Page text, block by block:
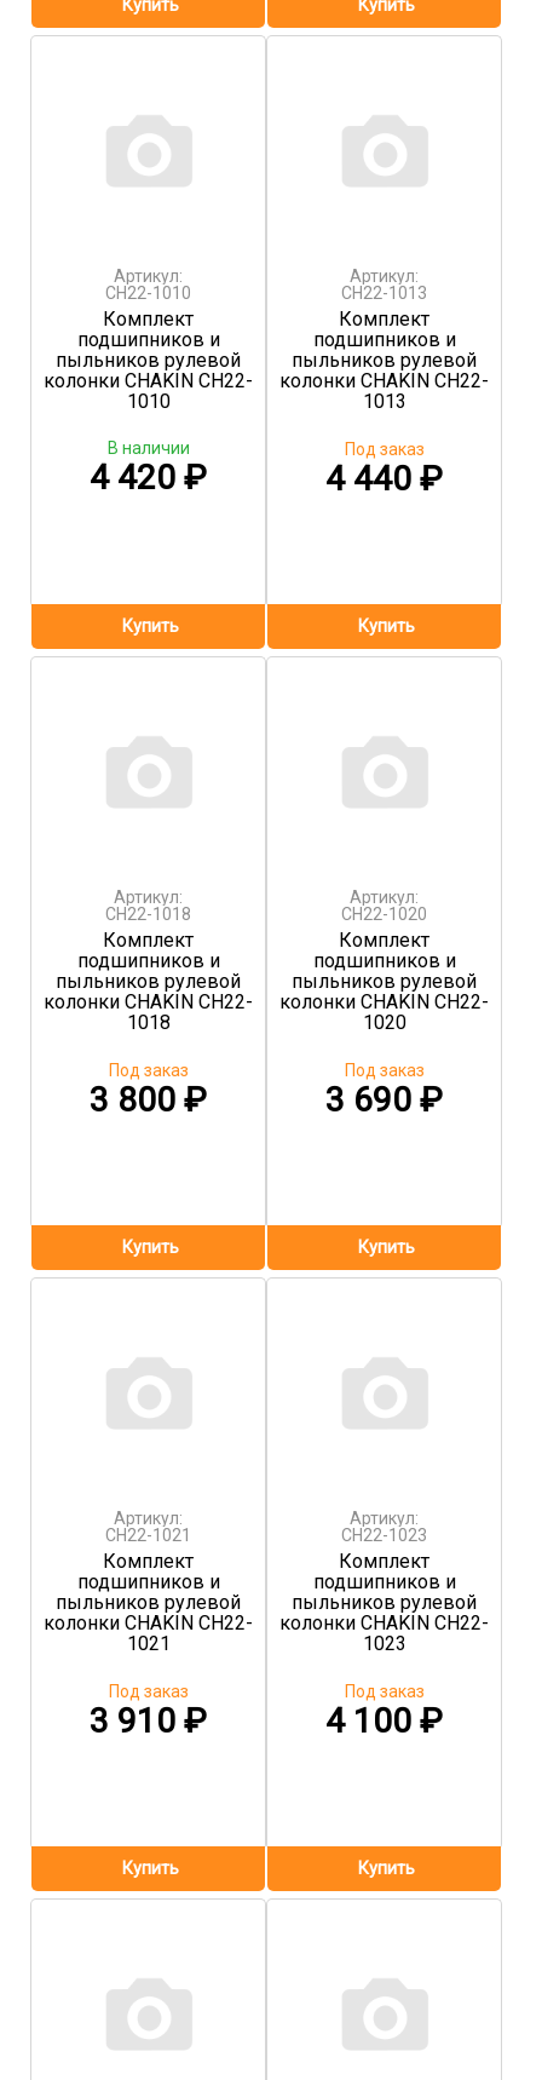
Артикул:
CH22-1010
Комплект
подшипников и
пыльников рулевой
колонки CHAKIN CH22-
1010
4 420 ₽
В наличии
Артикул:
CH22-1013
Комплект
подшипников и
пыльников рулевой
колонки CHAKIN CH22-
1013
4 440₽
Под заказ
Артикул:
CH22-1018
Комплект
подшипников и
пыльников рулевой
колонки CHAKIN CH22-
1018
3 800 ₽
Под заказ
Артикул:
CH22-1020
Комплект
подшипников и
пыльников рулевой
колонки CHAKIN CH22-
1020
3 690₽
Под заказ
Артикул:
CH22-1021
Комплект
подшипников и
пыльников рулевой
колонки CHAKIN CH22-
1021
3 910 ₽
Под заказ
Артикул:
CH22-1023
Комплект
подшипников и
пыльников рулевой
колонки CHAKIN CH22-
1023
4 100₽
Под заказ